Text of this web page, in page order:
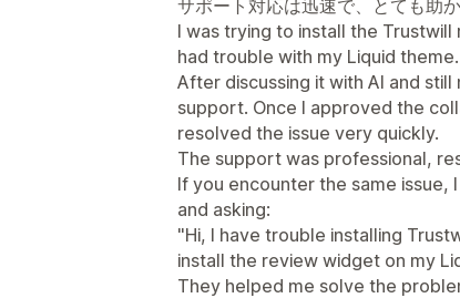
サポート対応は迅速で、とても助か
I was trying to install the
had trouble with my Liquid theme.
After discussing it with AI and
support. Once I approved the
resolved the issue very quickly.
The support was professional,
If you encounter the same
and asking:
"Hi, I have trouble installing
install the review widget on my
They helped me solve the